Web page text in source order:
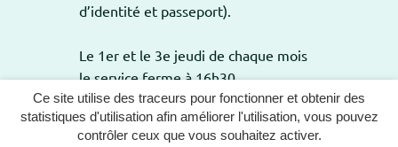
Ce site utilise des traceurs pour fonctionner et obtenir des
statistiques d'utilisation afin améliorer l'utilisation, vous pouvez
contrôler ceux que vous souhaitez activer.
d’identité et passeport).
Le 1er et le 3e jeudi de chaque mois
le service ferme à 16h30.
GESTION DES COOKIES